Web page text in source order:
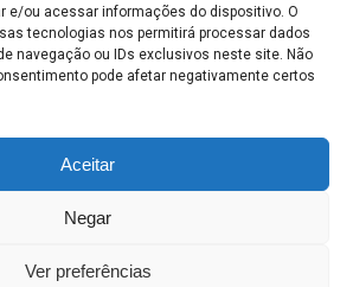
e/ou acessar informações do dispositivo. O
tecnologias nos permitirá processar dados
navegação ou IDs exclusivos neste site. Não
pode afetar negativamente certos
Aceitar
Negar
Ver preferências
MUNICIPAL - Avenida